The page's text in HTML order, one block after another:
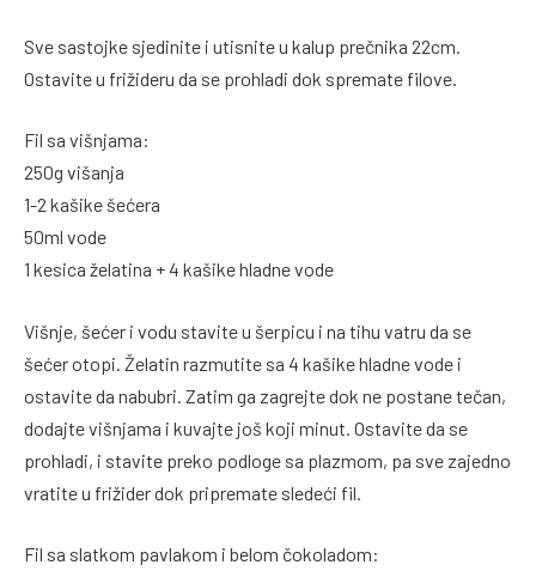
Sve sastojke sjedinite i utisnite u kalup prečnika 22cm.
Ostavite u frižideru da se prohladi dok spremate filove.
Fil sa višnjama:
250g višanja
1-2 kašike šećera
50ml vode
1 kesica želatina + 4 kašike hladne vode
Višnje, šećer i vodu stavite u šerpicu i na tihu vatru da se
šećer otopi. Želatin razmutite sa 4 kašike hladne vode i
ostavite da nabubri. Zatim ga zagrejte dok ne postane tečan,
dodajte višnjama i kuvajte još koji minut. Ostavite da se
prohladi, i stavite preko podloge sa plazmom, pa sve zajedno
vratite u frižider dok pripremate sledeći fil.
Fil sa slatkom pavlakom i belom čokoladom: